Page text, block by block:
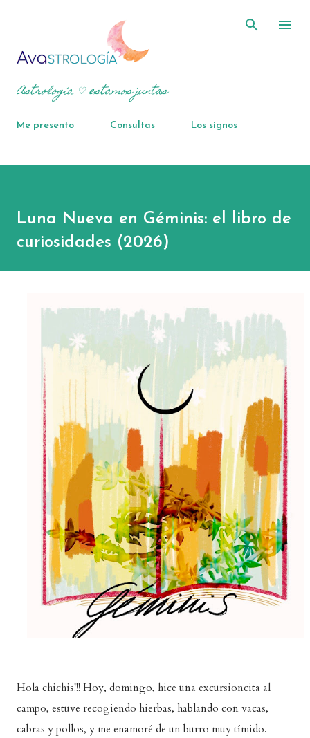
Astrología ♡ estamos juntas
Me presento Consultas Los signos
Luna Nueva en Géminis: el libro de
curiosidades (2026)
Hola chichis!!! Hoy, domingo, hice una excursioncita al
campo, estuve recogiendo hierbas, hablando con vacas,
cabras y pollos, y me enamoré de un burro muy tímido.